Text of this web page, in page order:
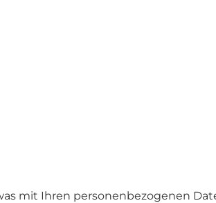
mit Ihren personenbezogenen